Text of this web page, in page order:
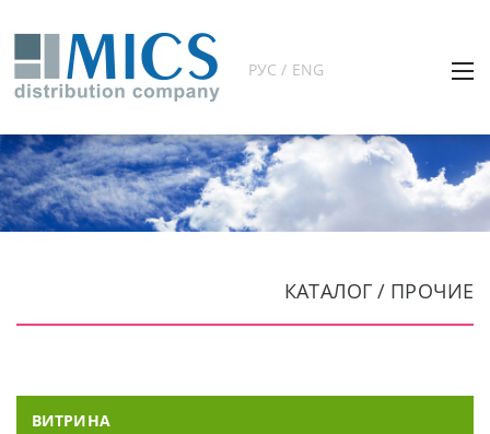
РУС / ENG
КАТАЛОГ / ПРОЧИЕ
ВИТРИНА